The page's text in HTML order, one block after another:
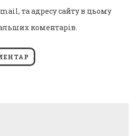
та адресу сайту в цьому
коментарів.